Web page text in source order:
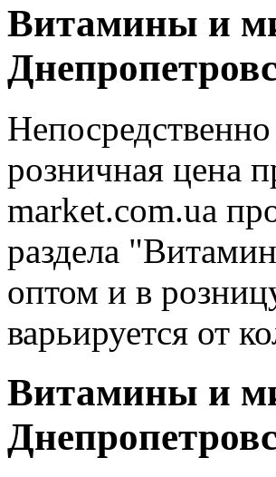
Витамины и
розничная цена
market.com.ua
раздела
оптом и в
варьируется от
Витамины и